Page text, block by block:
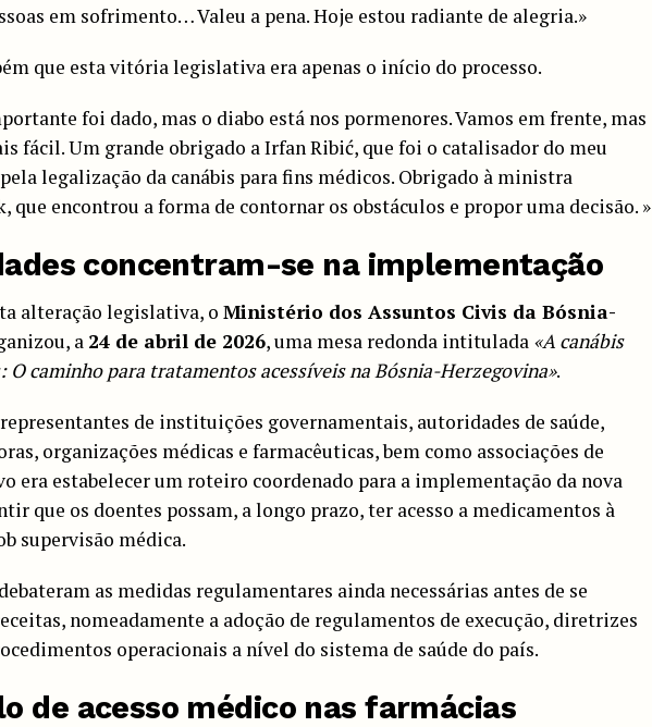
em sofrimento… Valeu a pena. Hoje estou radiante de alegria.»
que esta vitória legislativa era apenas o início do processo.
foi dado, mas o diabo está nos pormenores. Vamos em frente, mas
fácil. Um grande obrigado a Irfan Ribić, que foi o catalisador do meu
legalização da canábis para fins médicos. Obrigado à ministra
que encontrou a forma de contornar os obstáculos e propor uma decisão. »
concentram-se na implementação
alteração legislativa, o Ministério dos Assuntos Civis da Bósnia-
a 24 de abril de 2026, uma mesa redonda intitulada «A canábis
O caminho para tratamentos acessíveis na Bósnia-Herzegovina».
de instituições governamentais, autoridades de saúde,
organizações médicas e farmacêuticas, bem como associações de
era estabelecer um roteiro coordenado para a implementação da nova
que os doentes possam, a longo prazo, ter acesso a medicamentos à
supervisão médica.
as medidas regulamentares ainda necessárias antes de se
nomeadamente a adoção de regulamentos de execução, diretrizes
operacionais a nível do sistema de saúde do país.
de acesso médico nas farmácias